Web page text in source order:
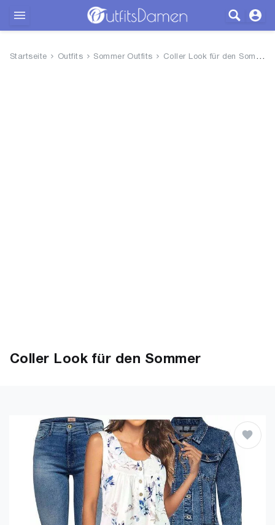
Startseite Outfits Sommer Outfits Coller Look für den Sommer
Coller Look für den Sommer